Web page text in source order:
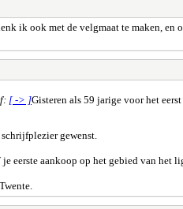
ik ook met de velgmaat te maken,
[ -> ]Gisteren als 59 jarige voor het
gewenst.
eerste aankoop op het gebied van het